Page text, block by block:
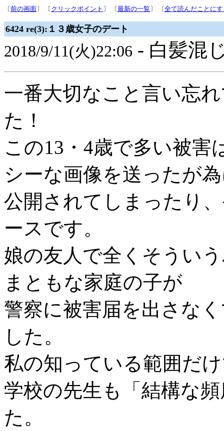
〔前の画面〕 〔 クリックポイント 〕 〔最新の一覧 〕 〔全て読んだことに
6424 re(3):１３歳女子のデート
2018/9/11(火)22:06 - 白髪混
一番大切なこと言い忘
た！
この13・4歳で多い被
シーな画像を送ったが
公開されてしまったり
ースです。
娘の友人で全くそうい
まともな家庭の子が
警察に被害届を出さな
した。
私の知っている範囲だ
学校の先生も「結構な
た。